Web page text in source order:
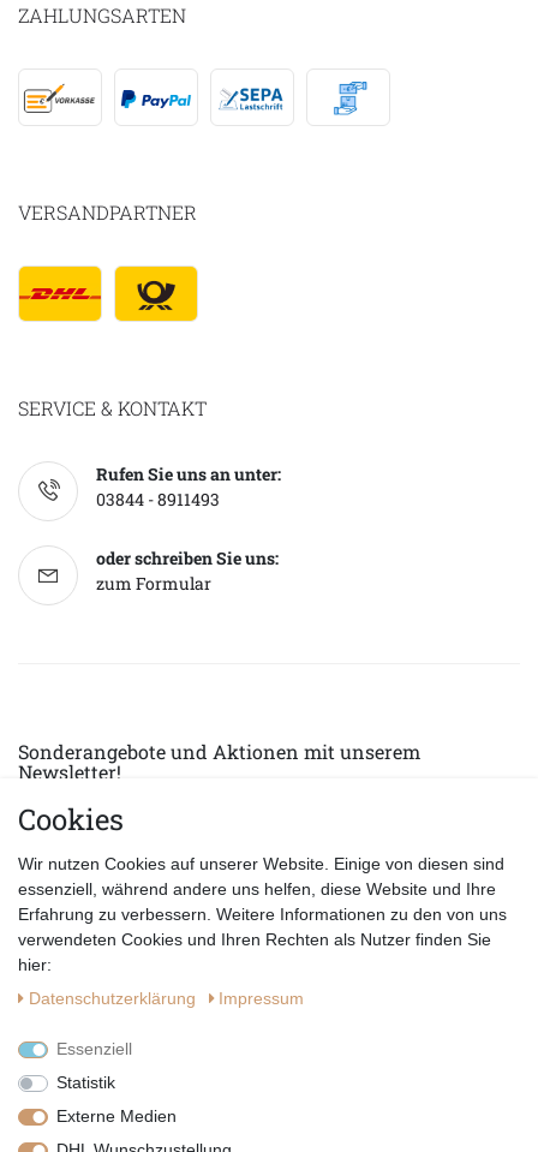
ZAHLUNGSARTEN
VERSANDPARTNER
SERVICE & KONTAKT
Rufen Sie uns an unter:
03844 - 8911493
oder schreiben Sie uns:
zum Formular
Sonderangebote und Aktionen mit unserem
Newsletter!
E-MAIL *
Datenschutzerklärung
Cookies
Wir nutzen Cookies auf unserer Website. Einige von diesen sind
essenziell, während andere uns helfen, diese Website und Ihre
Erfahrung zu verbessern. Weitere Informationen zu den von uns
verwendeten Cookies und Ihren Rechten als Nutzer finden Sie
hier:
Daten­schutz­erklärung
Impressum
Essenziell
Statistik
Externe Medien